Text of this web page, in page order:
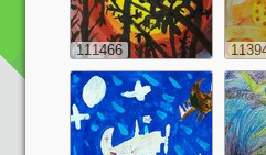
111466